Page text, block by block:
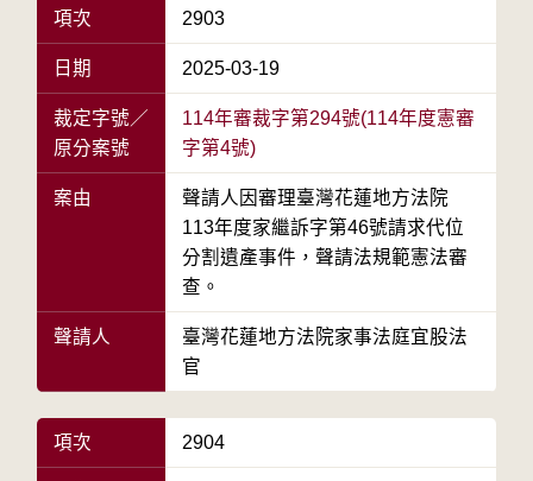
項次 2903
日期 2025-03-19
裁定字號／
原分案號
114年審裁字第294號(114年度憲審
字第4號)
案由
聲請人因審理臺灣花蓮地方法院
113年度家繼訴字第46號請求代位
分割遺產事件，聲請法規範憲法審
查。
聲請人
臺灣花蓮地方法院家事法庭宜股法
官
項次 2904